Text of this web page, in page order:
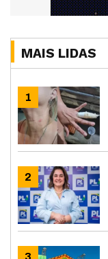
MAIS LIDAS